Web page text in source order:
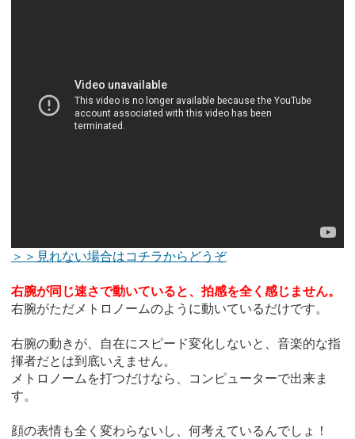
＞＞見れない場合はコチラからどうぞ
右腕が同じ速さで動いていると、拍感を全く感じません。
右腕がただメトロノームのように動いているだけです。
右腕の動きが、自在にスピード変化しないと、音楽的な指
揮者だとは到底いえません。
メトロノームを打つだけなら、コンピューターで出来ま
す。
顔の表情も全く変わらないし、何考えているんでしょ！